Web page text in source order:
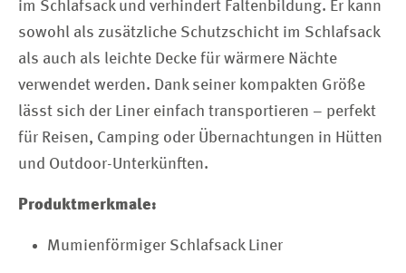
im Schlafsack und verhindert Faltenbildung. Er kann
sowohl als zusätzliche Schutzschicht im Schlafsack
als auch als leichte Decke für wärmere Nächte
verwendet werden. Dank seiner kompakten Größe
lässt sich der Liner einfach transportieren – perfekt
für Reisen, Camping oder Übernachtungen in Hütten
und Outdoor-Unterkünften.
Produktmerkmale:
Mumienförmiger Schlafsack Liner